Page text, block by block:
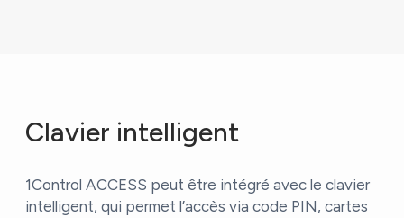
Clavier intelligent
1Control ACCESS peut être intégré avec le clavier
intelligent, qui permet l’accès via code PIN, cartes